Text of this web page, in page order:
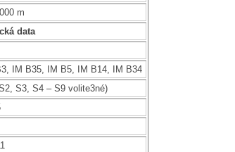
m
data
IM B35, IM B5, IM B14, IM B34
S3, S4 – S9 volite3né)